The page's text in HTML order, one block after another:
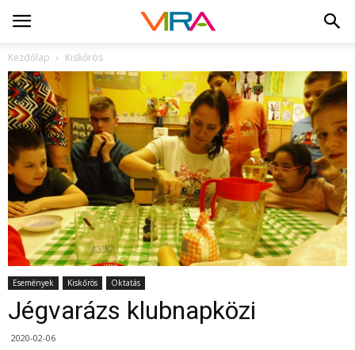
Kezdőlap Kiskőrös
Események Kiskőrös Oktatás
Jégvarázs klubnapközi
2020-02-06